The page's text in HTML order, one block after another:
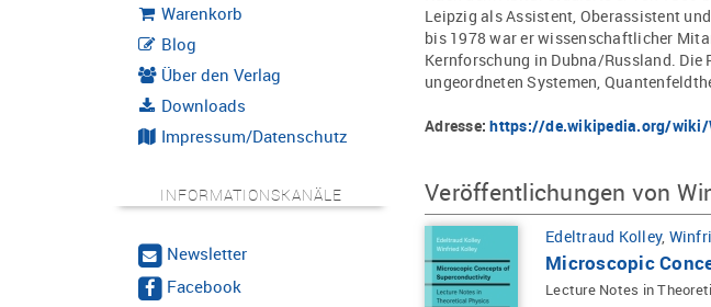
Warenkorb
Blog
Über den Verlag
Downloads
Impressum/Datenschutz
INFORMATIONSKANÄLE
Newsletter
Facebook
Leipzig als Assistent, Oberassistent
bis 1978 war er wissenschaftlicher
Kernforschung in Dubna/Russland.
ungeordneten Systemen,
Adresse:https://de.wikipedia.org/wiki/
Veröffentlichungen von
Edeltraud Kolley,
Microscopic
Lecture Notes in